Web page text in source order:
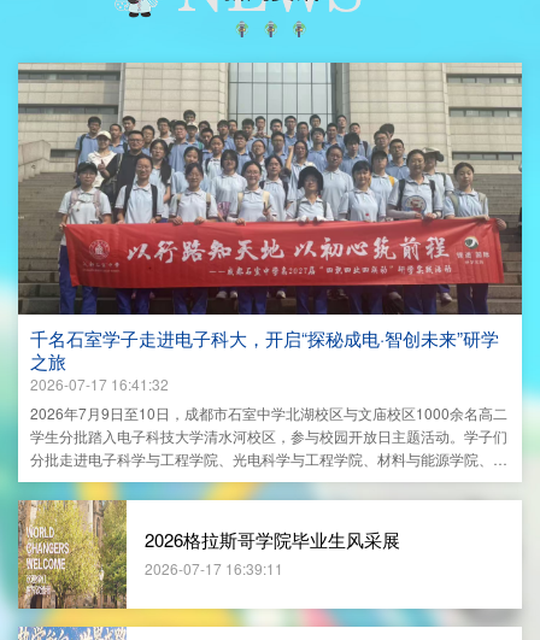
千名石室学子走进电子科大，开启“探秘成电·智创未来”研学
之旅
2026-07-17 16:41:32
2026年7月9日至10日，成都市石室中学北湖校区与文庙校区1000余名高二
学生分批踏入电子科技大学清水河校区，参与校园开放日主题活动。学子们
分批走进电子科学与工程学院、光电科学与工程学院、材料与能源学院、航
空航天学院、集成电路科学与工程学院、数学科学学院、格拉斯哥学院、信
息与通信工程学院、自动化工程学院、计算机科学与工程学院等多个特色学
院，沉浸式体验高校浓厚的学术氛围与科研魅力，开启了一场以“探秘成电·
智创未来”为主题的科技探索之旅2026格拉斯哥学院毕业生风采展
2026-07-17 16:39:11